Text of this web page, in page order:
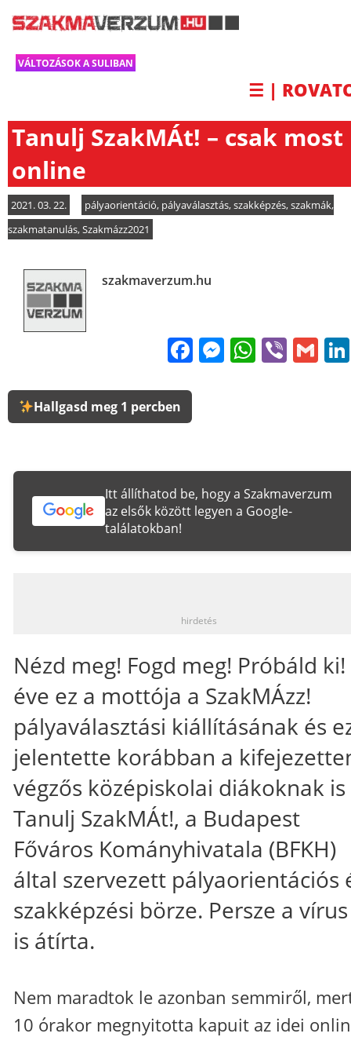
VÁLTOZÁSOK A SULIBAN
☰ |
Tanulj SzakMÁt! – csak most
online
2021. 03. 22. pályaorientáció, pályaválasztás,szakképzés,szakmák,
szakmatanulás,Szakmázz2021
szakmaverzum.hu
FacebookViber
Hallgasd meg 1 percben
Itt állíthatod be, hogy a Szakmaverzum
az elsők között legyen a Google-
találatokban!
hirdetés
Nézd meg! Fogd meg! Próbáld ki!
éve ez a mottója a SzakMÁzz!
pályaválasztási kiállításának és
jelentette korábban a
végzős középiskolai diákoknak is
Tanulj SzakMÁt!, a Budapest
Főváros Kományhivatala (BFKH)
által szervezett pályaorientációs
szakképzési börze. Persze a
is átírta.
Nem maradtok le azonban semmiről,
10 órakor megnyitotta kapuit az idei